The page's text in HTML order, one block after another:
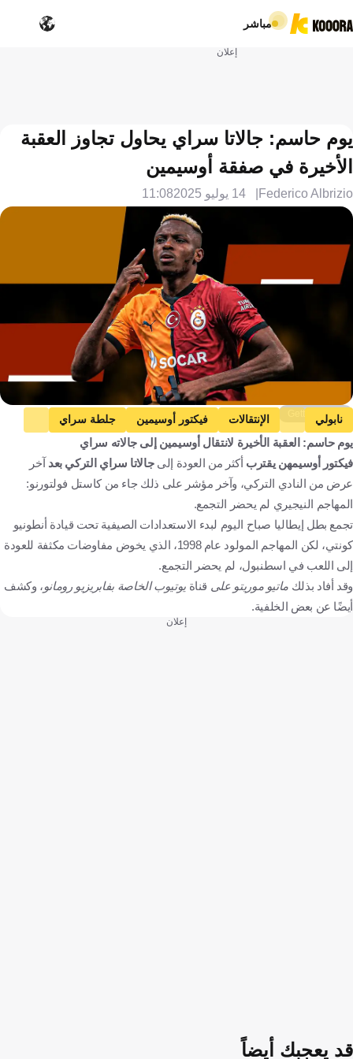
مباشر
إعلان
يوم حاسم: جالاتا سراي يحاول تجاوز العقبة
الأخيرة في صفقة أوسيمين
Federico Albrizio 14 يوليو 2025 11:08
Getty Images
نابولي الإنتقالات فيكتور أوسيمين
جلطة سراي
كرة قدم
يوم حاسم: العقبة الأخيرة لانتقال أوسيمين إلى جالاته سراي
فيكتور أوسيمهن يقترب أكثر من العودة إلىجالاتا سراي التركي بعد آخر
عرض من النادي التركي، وآخر مؤشر على ذلك جاء من كاستل فولتورنو:
المهاجم النيجيري لم يحضر التجمع.
تجمع بطل إيطاليا صباح اليوم لبدء الاستعدادات الصيفية تحت قيادة أنطونيو
كونتي، لكن المهاجم المولود عام 1998، الذي يخوض مفاوضات مكثفة للعودة
إلى اللعب في اسطنبول، لم يحضر التجمع.
وقد أفاد بذلك ماتيو موريتو على قناةيوتيوب الخاصةبفابريزيو رومانو، وكشف
أيضًا عن بعض الخلفية.
إعلان
قد يعجبك أيضاً